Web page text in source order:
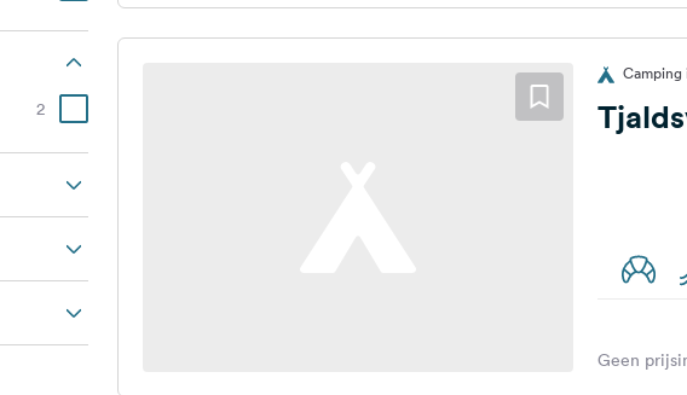
2
Camping
Geen